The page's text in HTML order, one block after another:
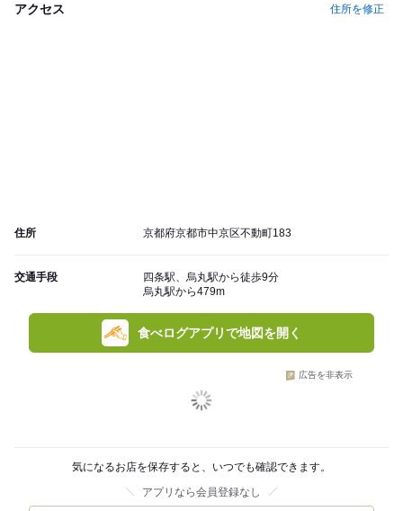
アクセス 住所を修正
住所 京都府京都市中京区不動町183
交通手段
四条駅、烏丸駅から徒歩9分
烏丸駅から479m
食べログアプリで地図を開く
広告を非表示
気になるお店を保存すると、いつでも確認できます。
アプリなら会員登録なし